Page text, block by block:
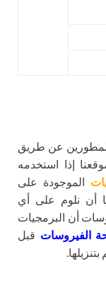
عن طريق
إذا استخدمه
الموجودة على
أن نلوم على أي
أن البرمجيات
الفيروسات قبل